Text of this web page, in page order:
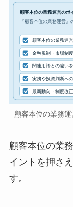
顧客本位の業務運営のポ
『顧客本位の業務運営』
顧客本位の業務運
金融規制・市場制
関連用語との違い
実務や投資判断へ
最新動向・制度改
顧客本位の業務
顧客本位の業
イントを押さ
す。